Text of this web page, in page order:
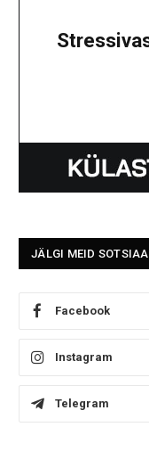
JÄLGI MEID
Facebook
Instagram
Telegram